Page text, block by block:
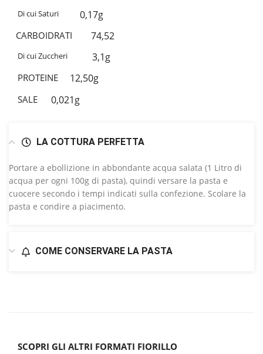
Di cui Saturi 0,17g
CARBOIDRATI 74,52
Di cui Zuccheri 3,1g
PROTEINE 12,50g
SALE 0,021g
LA COTTURA PERFETTA
Portare a ebollizione in abbondante acqua salata (1 Litro di
acqua per ogni 100g di pasta), quindi versare la pasta e
cuocere secondo i tempi indicati sulla confezione. Scolare la
pasta e condire a piacimento.
COME CONSERVARE LA PASTA
SCOPRI GLI ALTRI FORMATI FIORILLO